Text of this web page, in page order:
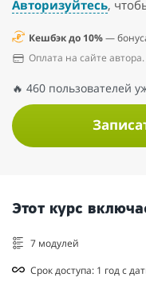
Авторизуйтесь,
Кешбэк до 10%—
Оплата на сайте
🔥 460 пользователей
Этот курс
7 модулей
Срок доступа: 1 год с